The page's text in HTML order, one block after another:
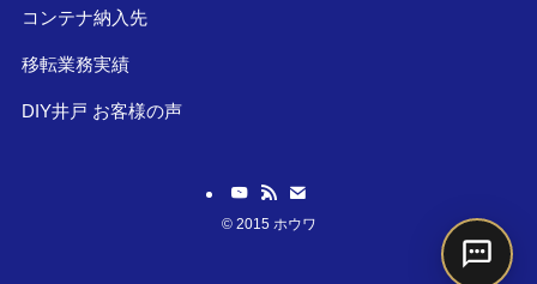
コンテナ納入先
移転業務実績
DIY井戸 お客様の声
©2015 ホウワ